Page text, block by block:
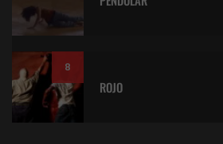
8
ROJO